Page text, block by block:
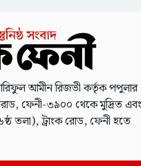
আমীন রিজভী কর্তৃক পপুলার
ফেনী-৩৯০০ থেকে মুদ্রিত এবং
তলা), ট্রাংক রোড, ফেনী হতে